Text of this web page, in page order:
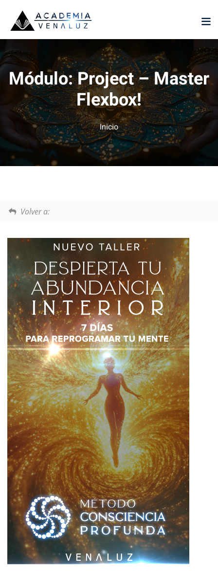
Módulo:Project – Master
Flexbox!
Inicio
Volver a:
Sign in
Sign in
Don’t have an account?Sign up
Remember me Lost your password?
Already have an account?Sign in